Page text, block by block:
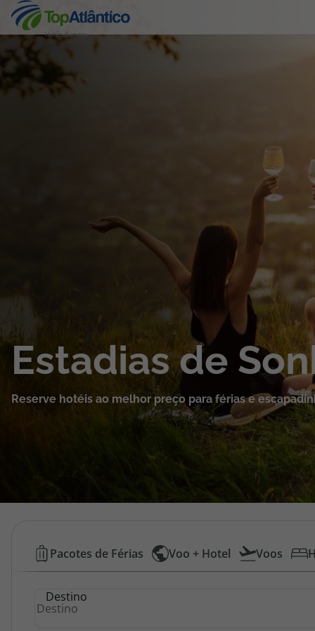
Hotéis Baratos
Destinos
Pacotes de Férias
Cruzeiros
Promoções
Área de Cliente
Estadias de
Reserve hotéis ao melhor preço para férias e
Hotéis
Baratos
Pacotes de Férias Voo + Hotel Voos
Destino